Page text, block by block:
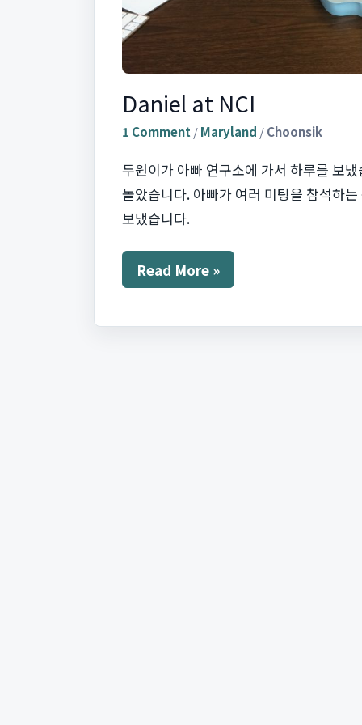
Daniel at NCI
1 Comment/Maryland /Choonsik
두원이가 아빠 연구소에 가서 하루를 보
놀았습니다. 아빠가 여러 미팅을 참석하
보냈습니다.
Daniel
at
Read More »